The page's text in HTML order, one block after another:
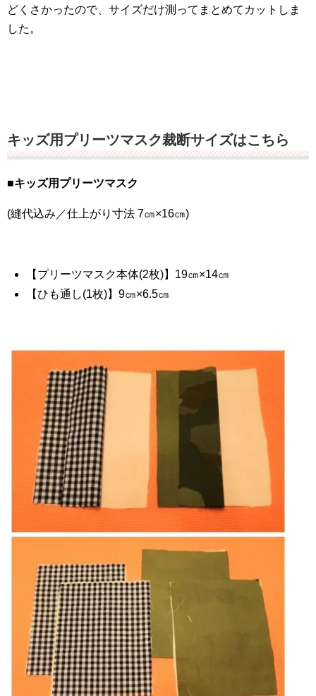
どくさかったので、サイズだけ測ってまとめてカットしま
した。
キッズ用プリーツマスク裁断サイズはこちら
■キッズ用プリーツマスク
(縫代込み／仕上がり寸法 7㎝×16㎝)
【プリーツマスク本体(2枚)】19㎝×14㎝
【ひも通し(1枚)】9㎝×6.5㎝